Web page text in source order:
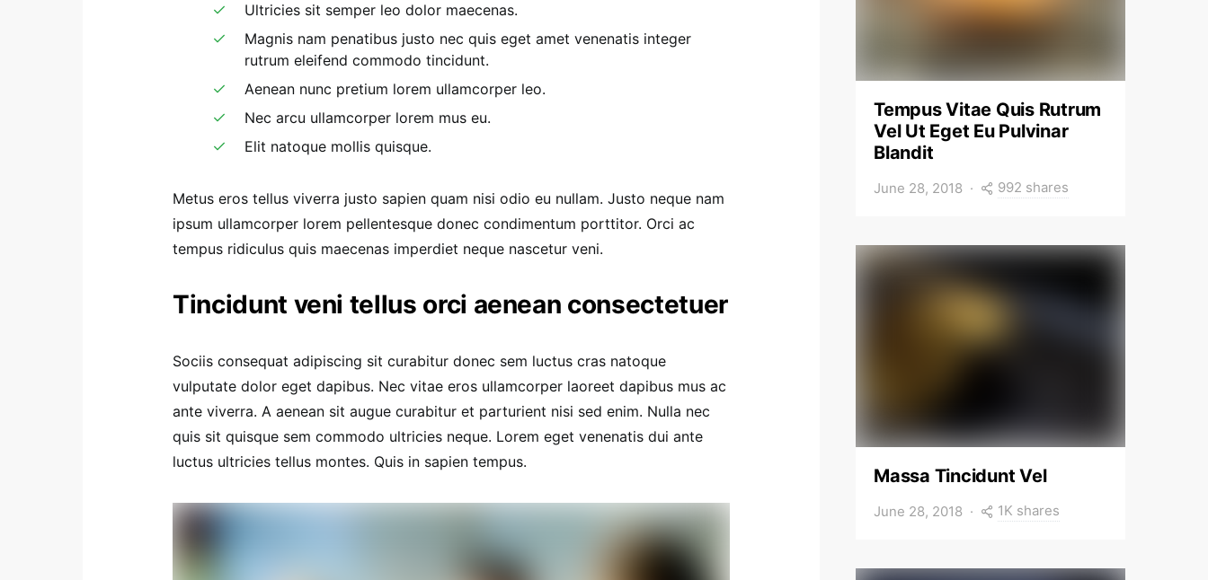
Ultricies sit semper leo dolor maecenas.
Magnis nam penatibus justo nec quis eget amet venenatis integer
rutrum eleifend commodo tincidunt.
Aenean nunc pretium lorem ullamcorper leo.
Nec arcu ullamcorper lorem mus eu.
Elit natoque mollis quisque.
Metus eros tellus viverra justo sapien quam nisi odio eu nullam. Justo neque nam
ipsum ullamcorper lorem pellentesque donec condimentum porttitor. Orci ac
tempus ridiculus quis maecenas imperdiet neque nascetur veni.
Tincidunt veni tellus orci aenean consectetuer
Sociis consequat adipiscing sit curabitur donec sem luctus cras natoque
vulputate dolor eget dapibus. Nec vitae eros ullamcorper laoreet dapibus mus ac
ante viverra. A aenean sit augue curabitur et parturient nisi sed enim. Nulla nec
quis sit quisque sem commodo ultricies neque. Lorem eget venenatis dui ante
luctus ultricies tellus montes. Quis in sapien tempus.
Tempus Vitae Quis Rutrum
Vel Ut Eget Eu Pulvinar
Blandit
June 28, 2018 992 shares
Massa Tincidunt Vel
June 28, 2018 1K shares